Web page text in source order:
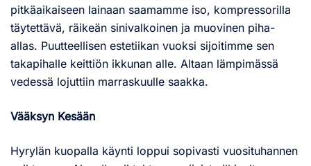
pitkäaikaiseen lainaan saamamme iso, kompressorilla
täytettävä, räikeän sinivalkoinen ja muovinen piha-
allas. Puutteellisen estetiikan vuoksi sijoitimme sen
takapihalle keittiön ikkunan alle. Altaan lämpimässä
vedessä lojuttiin marraskuulle saakka.
Vääksyn Kesään
Hyrylän kuopalla käynti loppui sopivasti vuosituhannen